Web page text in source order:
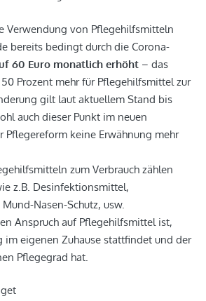
Verwendung von Pflegehilfsmitteln
bereits bedingt durch die Corona-
60 Euro monatlich erhöht – das
Prozent mehr für Pflegehilfsmittel zur
gilt laut aktuellem Stand bis
auch dieser Punkt im neuen
Pflegereform keine Erwähnung mehr
zum Verbrauch zählen
z.B. Desinfektionsmittel,
Nasen-Schutz, usw.
Anspruch auf Pflegehilfsmittel ist,
im eigenen Zuhause stattfindet und der
Pflegegrad hat.